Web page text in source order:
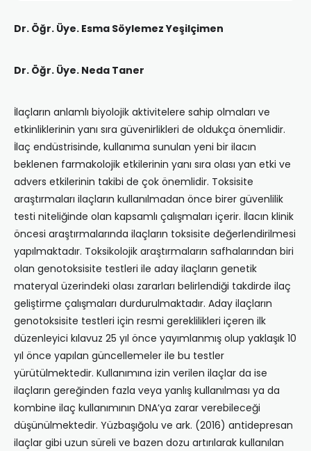
Dr. Öğr. Üye. Esma Söylemez Yeşilçimen
Dr. Öğr. Üye. Neda Taner
İlaçların anlamlı biyolojik aktivitelere sahip olmaları ve
etkinliklerinin yanı sıra güvenirlikleri de oldukça önemlidir.
İlaç endüstrisinde, kullanıma sunulan yeni bir ilacın
beklenen farmakolojik etkilerinin yanı sıra olası yan etki ve
advers etkilerinin takibi de çok önemlidir. Toksisite
araştırmaları ilaçların kullanılmadan önce birer güvenlilik
testi niteliğinde olan kapsamlı çalışmaları içerir. İlacın klinik
öncesi araştırmalarında ilaçların toksisite değerlendirilmesi
yapılmaktadır. Toksikolojik araştırmaların safhalarından biri
olan genotoksisite testleri ile aday ilaçların genetik
materyal üzerindeki olası zararları belirlendiği takdirde ilaç
geliştirme çalışmaları durdurulmaktadır. Aday ilaçların
genotoksisite testleri için resmi gereklilikleri içeren ilk
düzenleyici kılavuz 25 yıl önce yayımlanmış olup yaklaşık 10
yıl önce yapılan güncellemeler ile bu testler
yürütülmektedir. Kullanımına izin verilen ilaçlar da ise
ilaçların gereğinden fazla veya yanlış kullanılması ya da
kombine ilaç kullanımının DNA’ya zarar verebileceği
düşünülmektedir. Yüzbaşığolu ve ark. (2016) antidepresan
ilaçlar gibi uzun süreli ve bazen dozu artırılarak kullanılan